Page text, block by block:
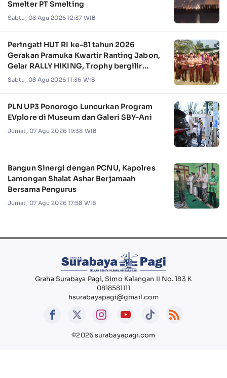
Smelter PT Smelting
Sabtu, 08 Agu 2026 12:37 WIB
Peringati HUT RI ke-81 tahun 2026
Gerakan Pramuka Kwartir Ranting Jabon,
Gelar RALLY HIKING, Trophy bergilir
Camat Jabon
Sabtu, 08 Agu 2026 11:36 WIB
PLN UP3 Ponorogo Luncurkan Program
EVplore di Museum dan Galeri SBY-Ani
Jumat, 07 Agu 2026 19:38 WIB
Bangun Sinergi dengan PCNU, Kapolres
Lamongan Shalat Ashar Berjamaah
Bersama Pengurus
Jumat, 07 Agu 2026 17:58 WIB
Graha Surabaya Pagi, Simo Kalangan II No. 183 K
0818581111
hsurabayapagi@gmail.com
©2026 surabayapagi.com